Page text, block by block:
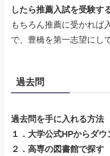
したら推薦入試を受験す
もちろん推薦に受かれば
で、豊橋を第一志望にし
過去問
過去問を手に入れる方法
１．大学公式HPからダウ
２．高専の図書館で探す